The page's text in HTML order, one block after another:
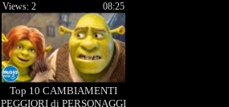
Top 10 CAMBIAMENTI
PEGGIORI di PERSONAGGI
08:25
Views: 2